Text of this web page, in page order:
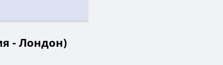
- Лондон)